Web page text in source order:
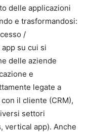
delle applicazioni
e trasformandosi:
/
su cui si
delle aziende
e
legate a
il cliente (CRM),
settori
vertical app). Anche